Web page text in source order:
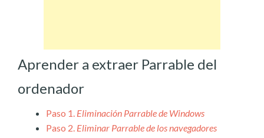
Aprender a extraer Parrable del
ordenador
Paso 1. Eliminación Parrable de Windows
Paso 2. Eliminar Parrable de los navegadores